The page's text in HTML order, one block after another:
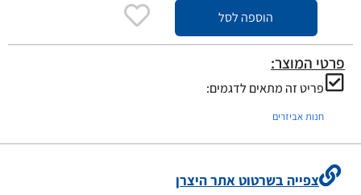
הוספה לסל
פרטי המוצר:
פריט זה מתאים לדגמים:
חנות אביזרים
צפייה בשרטוט אתר היצרן